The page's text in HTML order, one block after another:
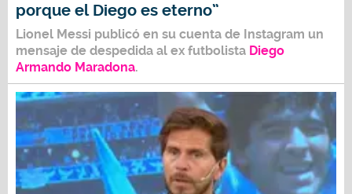
porque el Diego es eterno”
Lionel Messi publicó en su cuenta de Instagram un
mensaje de despedida al ex futbolista Diego
Armando Maradona.